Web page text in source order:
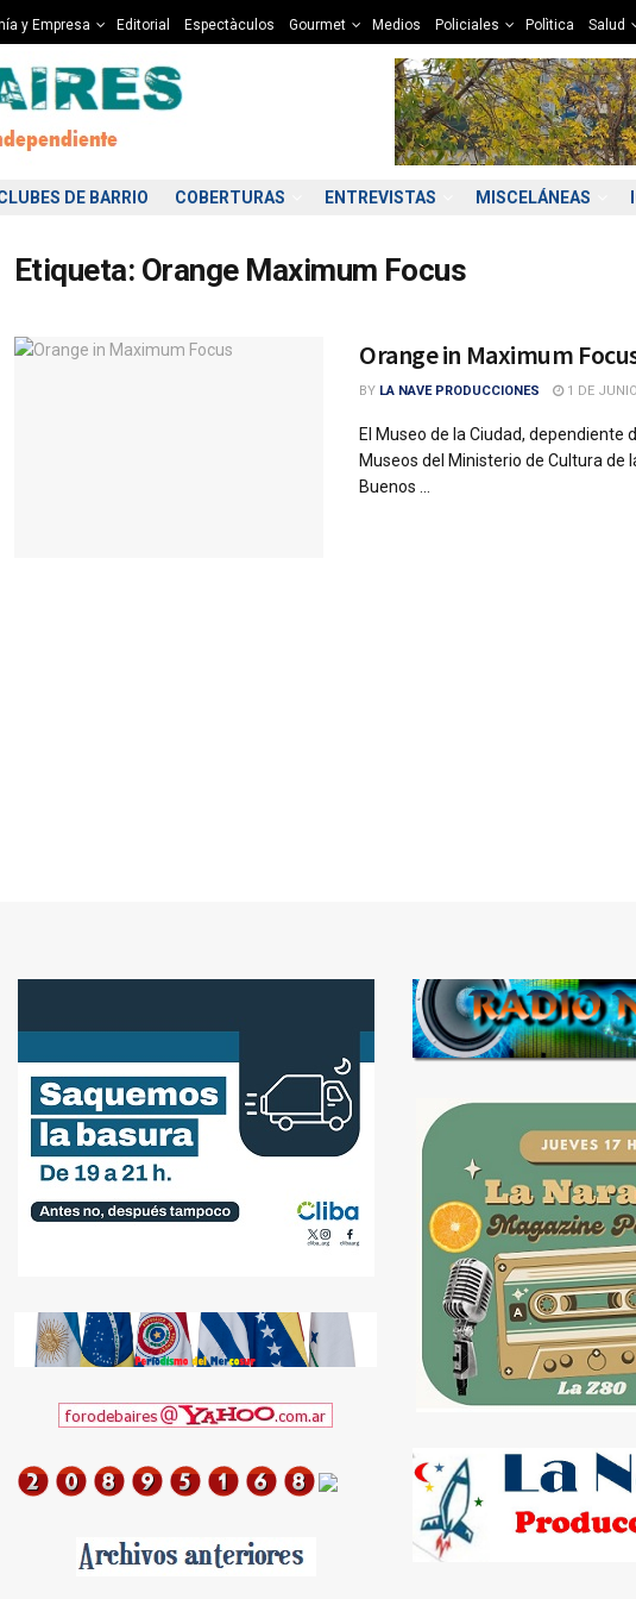
y Empresa Editorial Espectàculos Gourmet Medios Policiales Polìtica Salud
DE BARRIO COBERTURAS ENTREVISTAS MISCELÁNEAS
Etiqueta: Orange Maximum Focus
Orange in Maximum
BY LA NAVE PRODUCCIONES 1 DE
El Museo de la Ciudad, dependiente
Museos del Ministerio de Cultura de
Buenos ...